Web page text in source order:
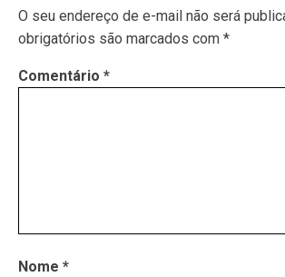
O seu endereço de e-mail não será
obrigatórios são marcados com *
Comentário *
Nome *